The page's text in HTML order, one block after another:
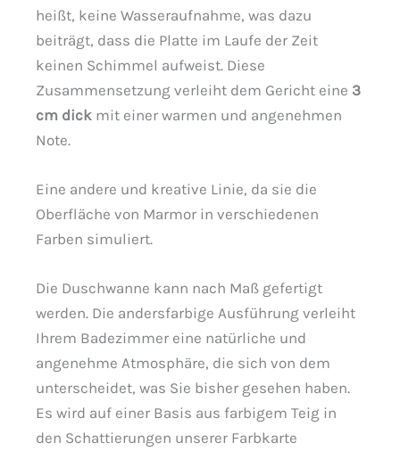
heißt, keine Wasseraufnahme, was dazu
beiträgt, dass die Platte im Laufe der Zeit
keinen Schimmel aufweist. Diese
Zusammensetzung verleiht dem Gericht eine 3
cm dick mit einer warmen und angenehmen
Note.
Eine andere und kreative Linie, da sie die
Oberfläche von Marmor in verschiedenen
Farben simuliert.
Die Duschwanne kann nach Maß gefertigt
werden. Die andersfarbige Ausführung verleiht
Ihrem Badezimmer eine natürliche und
angenehme Atmosphäre, die sich von dem
unterscheidet, was Sie bisher gesehen haben.
Es wird auf einer Basis aus farbigem Teig in
den Schattierungen unserer Farbkarte